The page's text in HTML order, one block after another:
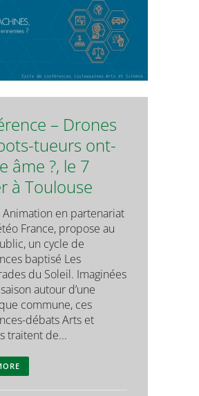
– Drones
tueurs ont-
âme ?, le 7
à Toulouse
Animation en partenariat
France, propose au
un cycle de
baptisé Les
du Soleil. Imaginées
autour d’une
commune, ces
débats Arts et
traitent de...